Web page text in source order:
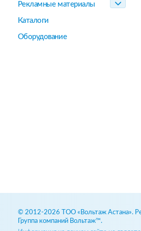
Рекламные материалы
Каталоги
Оборудование
© 2012-2026 ТОО «Вольтаж Астана».
Группа компаний Вольтаж™.